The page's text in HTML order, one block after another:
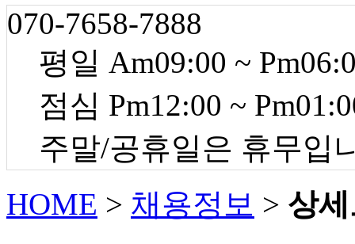
070-7658-7888
평일 Am09:00 ~
점심 Pm12:00 ~
주말/공휴일은 휴무입
HOME > 채용정보 > 상